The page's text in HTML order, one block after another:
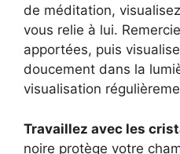
de méditation,
vous relie à lui.
apportées, puis
doucement dans la
visualisation
Travaillez avec les
noire protège votre